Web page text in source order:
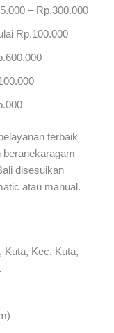
– Rp.300.000
Rp.100.000
terbaik
beranekaragam
disesuikan
atau manual.
Kuta, Kec. Kuta,